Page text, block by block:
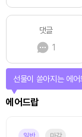
댓글
1
퀴즈
퀴즈풀고 선물 받자!